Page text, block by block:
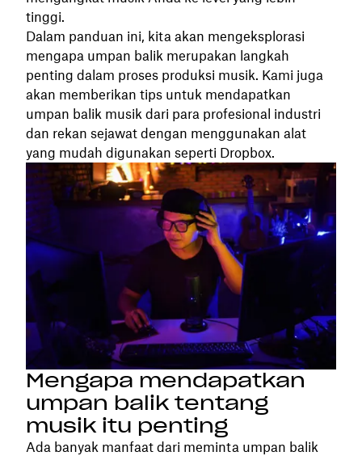
tinggi.
Dalam panduan ini, kita akan mengeksplorasi
mengapa umpan balik merupakan langkah
penting dalam proses produksi musik. Kami juga
akan memberikan tips untuk mendapatkan
umpan balik musik dari para profesional industri
dan rekan sejawat dengan menggunakan alat
yang mudah digunakan seperti Dropbox.
Mengapa mendapatkan
umpan balik tentang
musik itu penting
Ada banyak manfaat dari meminta umpan balik